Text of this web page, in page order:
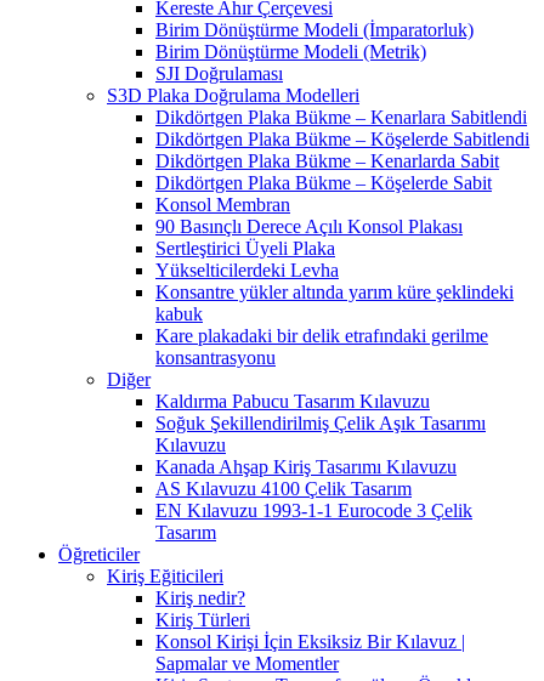
Kereste Ahır Çerçevesi
Birim Dönüştürme Modeli (İmparatorluk)
Birim Dönüştürme Modeli (Metrik)
SJI Doğrulaması
S3D Plaka Doğrulama Modelleri
Dikdörtgen Plaka Bükme – Kenarlara Sabitlendi
Dikdörtgen Plaka Bükme – Köşelerde Sabitlendi
Dikdörtgen Plaka Bükme – Kenarlarda Sabit
Dikdörtgen Plaka Bükme – Köşelerde Sabit
Konsol Membran
90 Basınçlı Derece Açılı Konsol Plakası
Sertleştirici Üyeli Plaka
Yükselticilerdeki Levha
Konsantre yükler altında yarım küre şeklindeki
kabuk
Kare plakadaki bir delik etrafındaki gerilme
konsantrasyonu
Diğer
Kaldırma Pabucu Tasarım Kılavuzu
Soğuk Şekillendirilmiş Çelik Aşık Tasarımı
Kılavuzu
Kanada Ahşap Kiriş Tasarımı Kılavuzu
AS Kılavuzu 4100 Çelik Tasarım
EN Kılavuzu 1993-1-1 Eurocode 3 Çelik
Tasarım
Öğreticiler
Kiriş Eğiticileri
Kiriş nedir?
Kiriş Türleri
Konsol Kirişi İçin Eksiksiz Bir Kılavuz |
Sapmalar ve Momentler